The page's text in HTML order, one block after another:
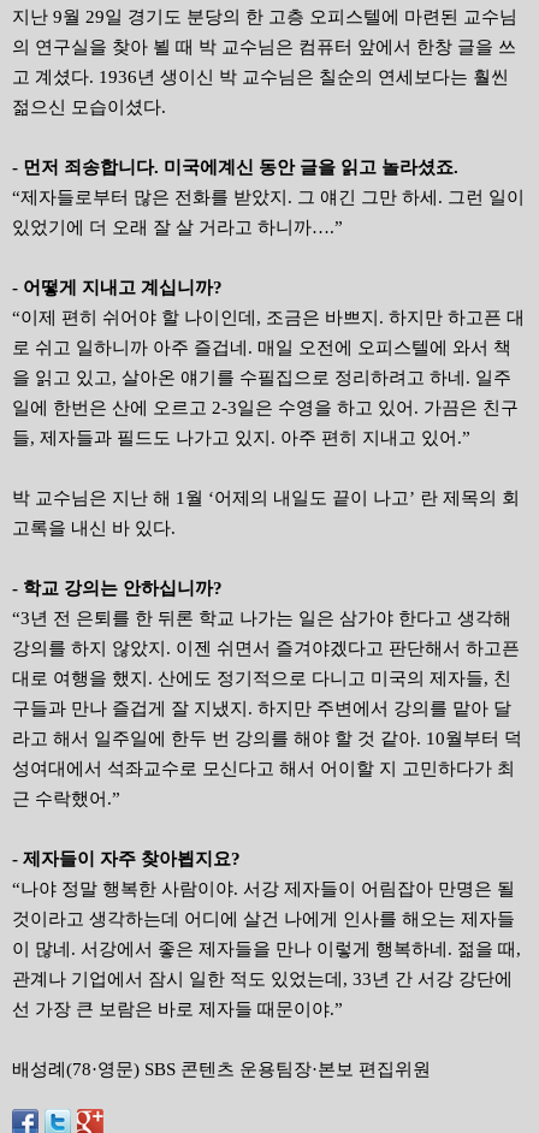
지난 9월 29일 경기도 분당의 한 고층 오피스텔에 마련된 교수님
의 연구실을 찾아 뵐 때 박 교수님은 컴퓨터 앞에서 한창 글을 쓰
고 계셨다. 1936년 생이신 박 교수님은 칠순의 연세보다는 훨씬
젊으신 모습이셨다.
- 먼저 죄송합니다. 미국에계신 동안 글을 읽고 놀라셨죠.
“제자들로부터 많은 전화를 받았지. 그 얘긴 그만 하세. 그런 일이
있었기에 더 오래 잘 살 거라고 하니까….”
- 어떻게 지내고 계십니까?
“이제 편히 쉬어야 할 나이인데, 조금은 바쁘지. 하지만 하고픈 대
로 쉬고 일하니까 아주 즐겁네. 매일 오전에 오피스텔에 와서 책
을 읽고 있고, 살아온 얘기를 수필집으로 정리하려고 하네. 일주
일에 한번은 산에 오르고 2-3일은 수영을 하고 있어. 가끔은 친구
들, 제자들과 필드도 나가고 있지. 아주 편히 지내고 있어.”
박 교수님은 지난 해 1월 ‘어제의 내일도 끝이 나고’ 란 제목의 회
고록을 내신 바 있다.
- 학교 강의는 안하십니까?
“3년 전 은퇴를 한 뒤론 학교 나가는 일은 삼가야 한다고 생각해
강의를 하지 않았지. 이젠 쉬면서 즐겨야겠다고 판단해서 하고픈
대로 여행을 했지. 산에도 정기적으로 다니고 미국의 제자들, 친
구들과 만나 즐겁게 잘 지냈지. 하지만 주변에서 강의를 맡아 달
라고 해서 일주일에 한두 번 강의를 해야 할 것 같아. 10월부터 덕
성여대에서 석좌교수로 모신다고 해서 어이할 지 고민하다가 최
근 수락했어.”
- 제자들이 자주 찾아뵙지요?
“나야 정말 행복한 사람이야. 서강 제자들이 어림잡아 만명은 될
것이라고 생각하는데 어디에 살건 나에게 인사를 해오는 제자들
이 많네. 서강에서 좋은 제자들을 만나 이렇게 행복하네. 젊을 때,
관계나 기업에서 잠시 일한 적도 있었는데, 33년 간 서강 강단에
선 가장 큰 보람은 바로 제자들 때문이야.”
배성례(78·영문) SBS 콘텐츠 운용팀장·본보 편집위원